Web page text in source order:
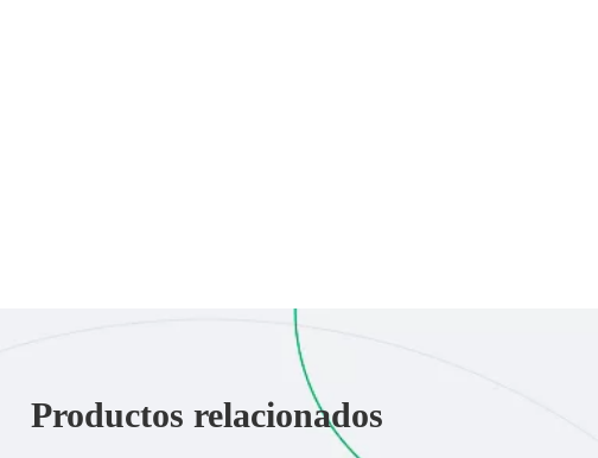
Productos relacionados